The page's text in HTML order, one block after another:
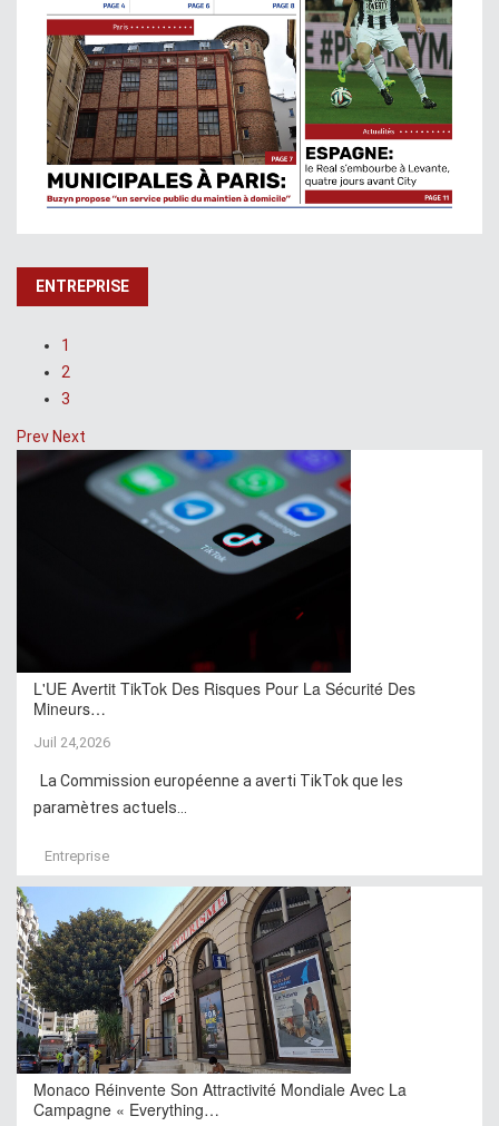
ENTREPRISE
1
2
3
PrevNext
L'UE Avertit TikTok Des Risques Pour La Sécurité Des
Mineurs…
Juil 24,2026
La Commission européenne a averti TikTok que les
paramètres actuels...
Entreprise
Monaco Réinvente Son Attractivité Mondiale Avec La
Campagne « Everything…